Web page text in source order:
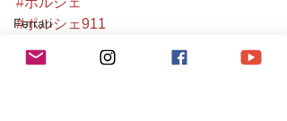
Ferrari
Testarossa
#ポルシェ911
#porsche